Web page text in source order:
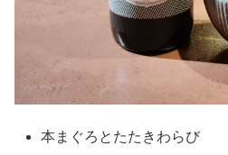
本まぐろとたたきわらび